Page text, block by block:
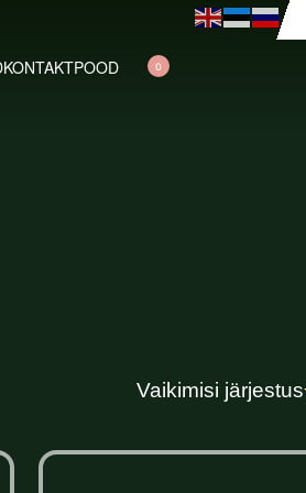
KONTAKTPOOD 0
Vaikimisi järjestus